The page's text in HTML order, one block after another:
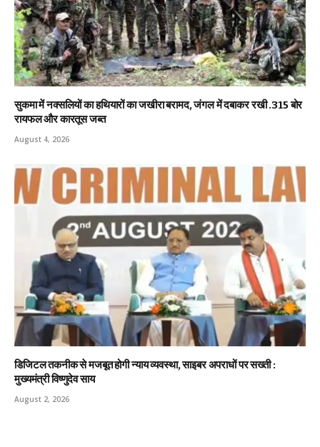
सुकमा में नक्सलियों का हथियारों का जखीरा बरामद, जंगल में दबाकर रखी .315 बोर
रायफल और कारतूस जब्त
August 4, 2026
डिजिटल तकनीक से मजबूत होगी न्याय व्यवस्था, साइबर अपराधों पर सख्ती :
मुख्यमंत्री विष्णुदेव साय
August 2, 2026